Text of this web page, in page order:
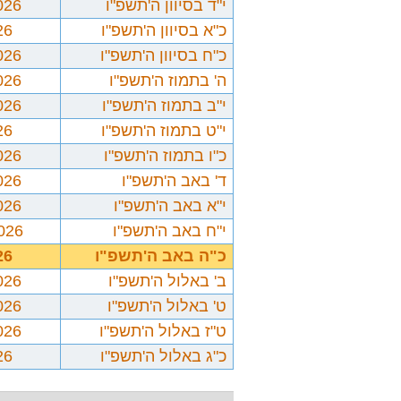
י"ד בסיוון ה'תשפ"ו
כ"א בסיוון ה'תשפ"ו
כ"ח בסיוון ה'תשפ"ו
ה' בתמוז ה'תשפ"ו
י"ב בתמוז ה'תשפ"ו
י"ט בתמוז ה'תשפ"ו
כ"ו בתמוז ה'תשפ"ו
ד' באב ה'תשפ"ו
י"א באב ה'תשפ"ו
י"ח באב ה'תשפ"ו
כ"ה באב ה'תשפ"ו
ב' באלול ה'תשפ"ו
ט' באלול ה'תשפ"ו
ט"ז באלול ה'תשפ"ו
כ"ג באלול ה'תשפ"ו